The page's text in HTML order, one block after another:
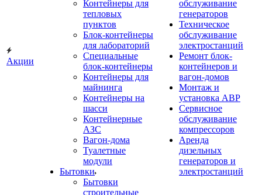
Акции
Контейнеры для
тепловых
пунктов
Блок-контейнеры
для лабораторий
Специальные
блок-контейнеры
Контейнеры для
майнинга
Контейнеры на
шасси
Контейнерные
АЗС
Вагон-дома
Туалетные
модули
Бытовки
Бытовки
строительные
обслуживание
генераторов
Техническое
обслуживание
электростанций
Ремонт блок-
контейнеров и
вагон-домов
Монтаж и
установка АВР
Сервисное
обслуживание
компрессоров
Аренда
дизельных
генераторов и
электростанций